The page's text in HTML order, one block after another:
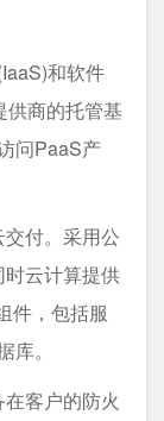
和软件
供商的托管基
问PaaS产
付。采用公
云计算提供
件，包括服
。
客户的防火